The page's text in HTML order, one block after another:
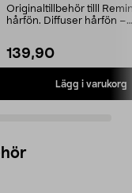
Originaltillbehör tilll
hårfön. Diffuser hårfön –
139,90
Lägg i varukorg